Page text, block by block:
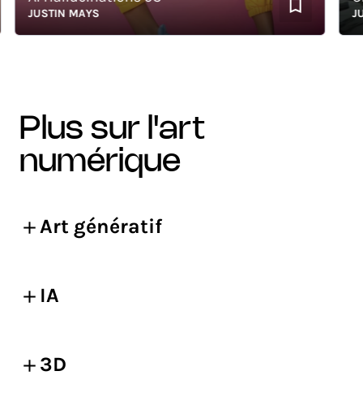
JUSTIN MAYS
plus sur l'art
numérique
Art génératif
IA
3D